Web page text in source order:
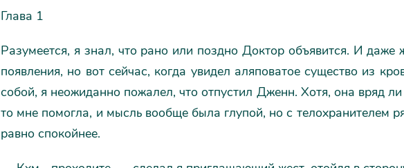
Глава 1
Разумеется, я знал, что рано или поздно Доктор объявится. И даже
появления, но вот сейчас, когда увидел аляповатое существо из
собой, я неожиданно пожалел, что отпустил Дженн. Хотя, она вряд
то мне помогла, и мысль вообще была глупой, но с телохранителем
равно спокойнее.